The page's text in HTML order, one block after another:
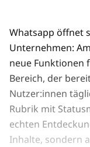
Whatsapp öffnet
Unternehmen:
neue Funktionen
Bereich, der
Nutzer:innen
Rubrik mit
echten
Inhalte, sondern